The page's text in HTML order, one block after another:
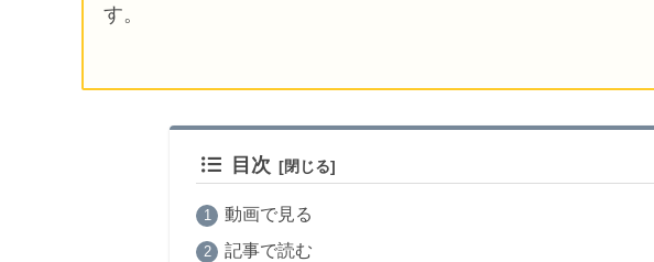
す。
目次
動画で見る
記事で読む